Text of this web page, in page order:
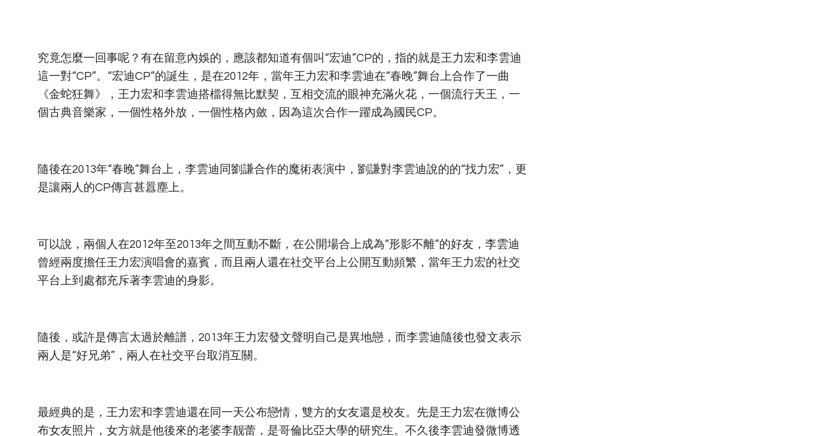
究竟怎麼一回事呢？有在留意內娛的，應該都知道有個叫“宏迪”CP的，指的就是王力宏和李雲迪
這一對“CP”。“宏迪CP”的誕生，是在2012年，當年王力宏和李雲迪在“春晚”舞台上合作了一曲
《金蛇狂舞》，王力宏和李雲迪搭檔得無比默契，互相交流的眼神充滿火花，一個流行天王，一
個古典音樂家，一個性格外放，一個性格內斂，因為這次合作一躍成為國民CP。
隨後在2013年“春晚”舞台上，李雲迪同劉謙合作的魔術表演中，劉謙對李雲迪說的的“找力宏”，更
是讓兩人的CP傳言甚囂塵上。
可以說，兩個人在2012年至2013年之間互動不斷，在公開場合上成為“形影不離”的好友，李雲迪
曾經兩度擔任王力宏演唱會的嘉賓，而且兩人還在社交平台上公開互動頻繁，當年王力宏的社交
平台上到處都充斥著李雲迪的身影。
隨後，或許是傳言太過於離譜，2013年王力宏發文聲明自己是異地戀，而李雲迪隨後也發文表示
兩人是“好兄弟”，兩人在社交平台取消互關。
最經典的是，王力宏和李雲迪還在同一天公布戀情，雙方的女友還是校友。先是王力宏在微博公
布女友照片，女方就是他後來的老婆李靓蕾，是哥倫比亞大學的研究生。不久後李雲迪發微博透